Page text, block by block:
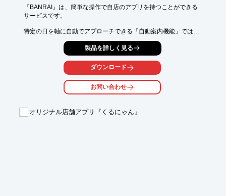
『BANRAI』は、簡単な操作で自店のアプリを持つことができる
サービスです。
特定の日を軸に自動でアプローチできる「自動案内機能」では、
車検日を基準にメンテナンスや次回車検の案内を自動で配信可
その他にも、「チャット機能」やアプリで手間なく受付できる
「チェックイン機能」など、様々な機能が標準搭載されておりま
■お知らせ
製品を詳しく見る
ダウンロード
お問い合わせ
オリジナル店舗アプリ『くるにゃん』